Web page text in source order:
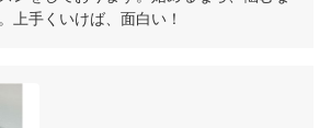
上手くいけば、面白い！